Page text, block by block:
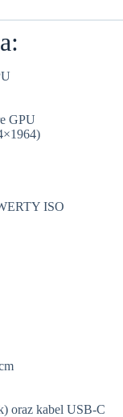
GPU
ISO
oraz kabel USB-C